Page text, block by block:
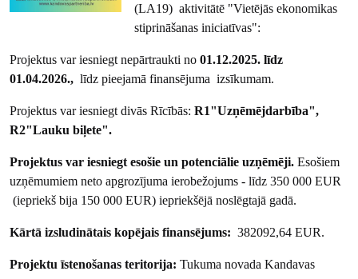
(LA19) aktivitātē "Vietējās ekonomikas
stiprināšanas iniciatīvas":
Projektus var iesniegt nepārtraukti no01.12.2025. līdz
01.04.2026., līdz pieejamā finansējuma izsīkumam.
Projektus var iesniegt divās Rīcībās:R1"Uzņēmējdarbība",
R2"Lauku biļete".
Projektus var iesniegt esošie un potenciālie uzņēmēji. Esošiem
uzņēmumiem neto apgrozījuma ierobežojums - līdz 350 000 EUR
(iepriekš bija 150 000 EUR) iepriekšējā noslēgtajā gadā.
Kārtā izsludinātais kopējais finansējums: 382092,64 EUR.
Projektu īstenošanas teritorija: Tukuma novada Kandavas